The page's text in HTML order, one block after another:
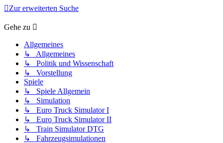
Zur erweiterten Suche
Gehe zu
Allgemeines
↳ Allgemeines
↳ Politik und Wissenschaft
↳ Vorstellung
Spiele
↳ Spiele Allgemein
↳ Simulation
↳ Euro Truck Simulator I
↳ Euro Truck Simulator II
↳ Train Simulator DTG
↳ Fahrzeugsimulationen